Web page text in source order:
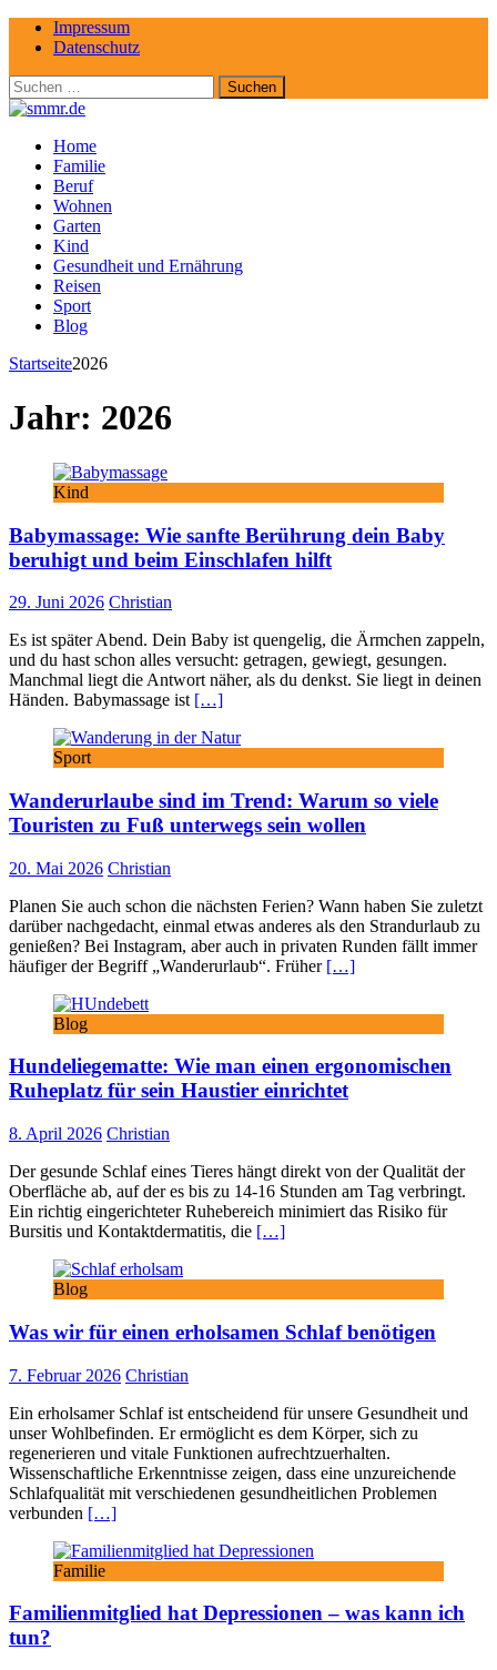
Impressum
Datenschutz
Suchen
nach:
Home
Familie
Beruf
Wohnen
Garten
Kind
Gesundheit und Ernährung
Reisen
Sport
Blog
Startseite2026
Jahr: 2026
Kind
Babymassage: Wie sanfte Berührung dein Baby
beruhigt und beim Einschlafen hilft
29. Juni 2026 Christian
Es ist später Abend. Dein Baby ist quengelig, die Ärmchen zappeln,
und du hast schon alles versucht: getragen, gewiegt, gesungen.
Manchmal liegt die Antwort näher, als du denkst. Sie liegt in deinen
Händen. Babymassage ist […]
Sport
Wanderurlaube sind im Trend: Warum so viele
Touristen zu Fuß unterwegs sein wollen
20. Mai 2026 Christian
Planen Sie auch schon die nächsten Ferien? Wann haben Sie zuletzt
darüber nachgedacht, einmal etwas anderes als den Strandurlaub zu
genießen? Bei Instagram, aber auch in privaten Runden fällt immer
häufiger der Begriff „Wanderurlaub“. Früher […]
Blog
Hundeliegematte: Wie man einen ergonomischen
Ruheplatz für sein Haustier einrichtet
8. April 2026 Christian
Der gesunde Schlaf eines Tieres hängt direkt von der Qualität der
Oberfläche ab, auf der es bis zu 14-16 Stunden am Tag verbringt.
Ein richtig eingerichteter Ruhebereich minimiert das Risiko für
Bursitis und Kontaktdermatitis, die […]
Blog
Was wir für einen erholsamen Schlaf benötigen
7. Februar 2026 Christian
Ein erholsamer Schlaf ist entscheidend für unsere Gesundheit und
unser Wohlbefinden. Er ermöglicht es dem Körper, sich zu
regenerieren und vitale Funktionen aufrechtzuerhalten.
Wissenschaftliche Erkenntnisse zeigen, dass eine unzureichende
Schlafqualität mit verschiedenen gesundheitlichen Problemen
verbunden […]
Familie
Familienmitglied hat Depressionen – was kann ich
tun?